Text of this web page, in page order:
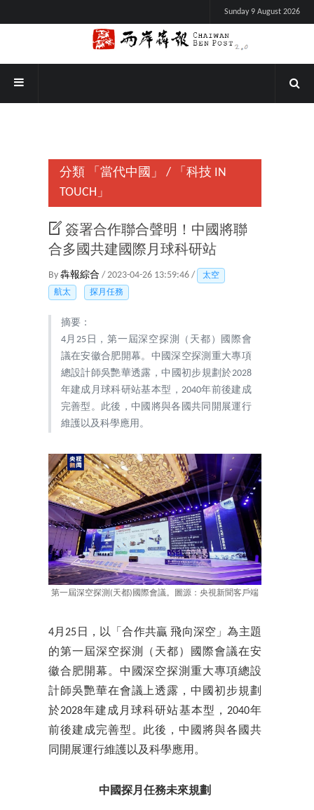
Sunday 9 August 2026
分類 「當代中國」 /
「科技 IN
TOUCH」
簽署合作聯合聲明！中國將聯
合多國共建國際月球科研站
By 犇報綜合 / 2023-04-26 13:59:46 /
太空
航太
探月任務
摘要：
4月25日，第一屆深空探測（天都）國際會
議在安徽合肥開幕。中國深空探測重大專項
總設計師吳艷華透露，中國初步規劃於2028
年建成月球科研站基本型，2040年前後建成
完善型。此後，中國將與各國共同開展運行
維護以及科學應用。
第一屆深空探測(天都)國際會議。圖源：央視新聞客戶端
4月25日，以「合作共贏 飛向深空」為主題
的第一屆深空探測（天都）國際會議在安
徽合肥開幕。中國深空探測重大專項總設
計師吳艷華在會議上透露，中國初步規劃
於2028年建成月球科研站基本型，2040年
前後建成完善型。此後，中國將與各國共
同開展運行維護以及科學應用。
中國探月任務未來規劃